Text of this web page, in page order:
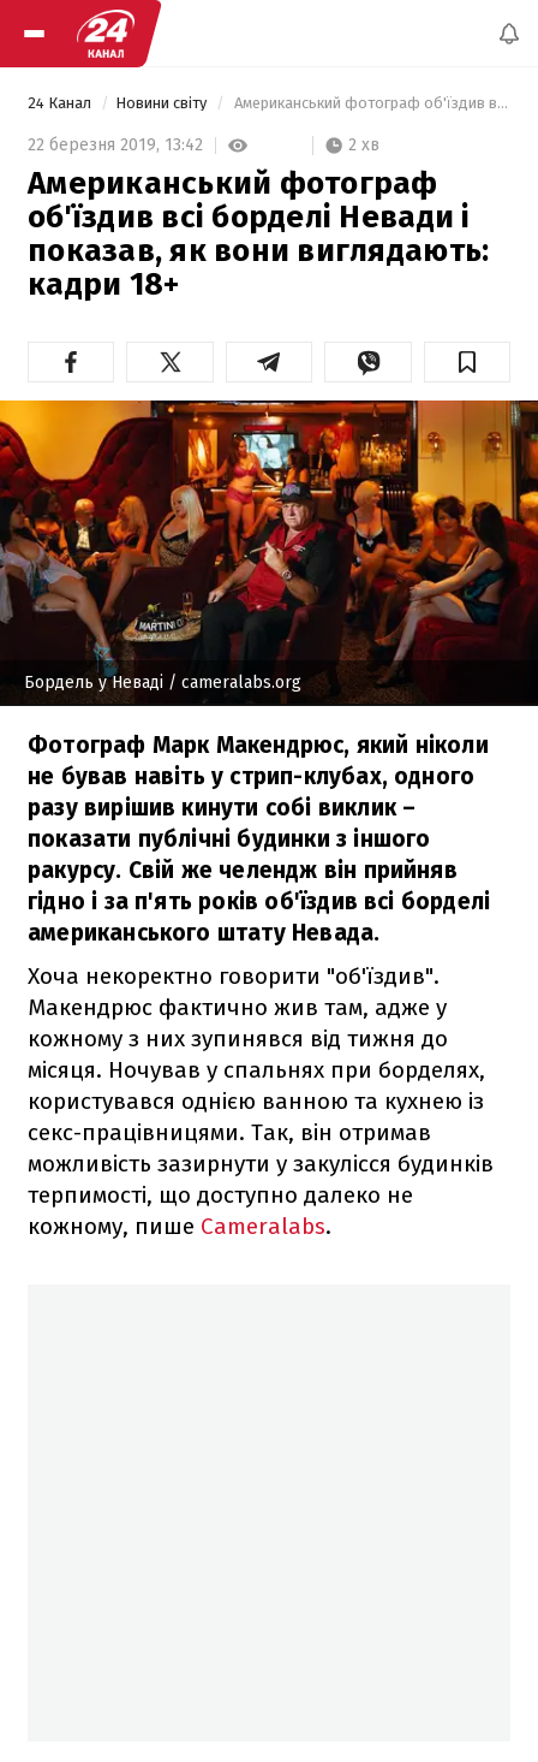
24 Канал Новини світу Американський фотограф об'їздив всі борделі Невади і показав, як вони виглядають: кадри 18+
22 березня 2019, 13:42 2 хв
Американський фотограф
об'їздив всі борделі Невади і
показав, як вони виглядають:
кадри 18+
Бордель у Неваді / cameralabs.org
Фотограф Марк Макендрюс, який ніколи
не бував навіть у стрип-клубах, одного
разу вирішив кинути собі виклик –
показати публічні будинки з іншого
ракурсу. Свій же челендж він прийняв
гідно і за п'ять років об'їздив всі борделі
американського штату Невада.
Хоча некоректно говорити "об'їздив".
Макендрюс фактично жив там, адже у
кожному з них зупинявся від тижня до
місяця. Ночував у спальнях при борделях,
користувався однією ванною та кухнею із
секс-працівницями. Так, він отримав
можливість зазирнути у закулісся будинків
терпимості, що доступно далеко не
кожному, пише Cameralabs.